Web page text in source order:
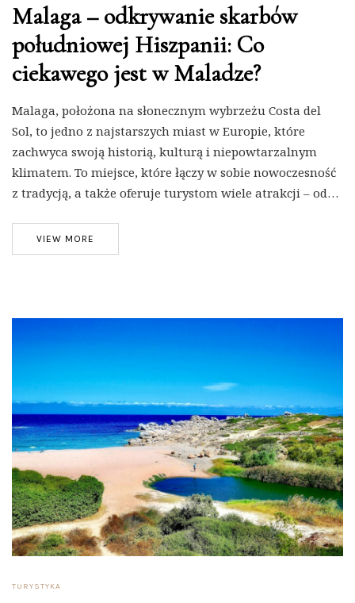
Malaga – odkrywanie skarbów
południowej Hiszpanii: Co
ciekawego jest w Maladze?
Malaga, położona na słonecznym wybrzeżu Costa del
Sol, to jedno z najstarszych miast w Europie, które
zachwyca swoją historią, kulturą i niepowtarzalnym
klimatem. To miejsce, które łączy w sobie nowoczesność
z tradycją, a także oferuje turystom wiele atrakcji – od…
VIEW MORE
TURYSTYKA